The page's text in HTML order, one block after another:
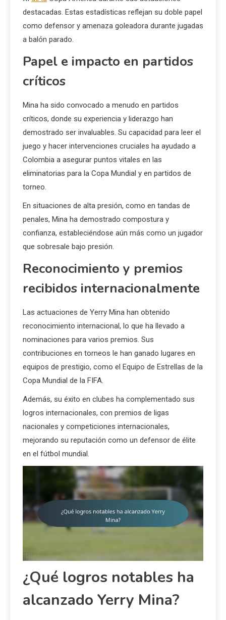
destacadas. Estas estadísticas reflejan su doble papel
como defensor y amenaza goleadora durante jugadas
a balón parado.
Papel e impacto en partidos
críticos
Mina ha sido convocado a menudo en partidos
críticos, donde su experiencia y liderazgo han
demostrado ser invaluables. Su capacidad para leer el
juego y hacer intervenciones cruciales ha ayudado a
Colombia a asegurar puntos vitales en las
eliminatorias para la Copa Mundial y en partidos de
torneo.
En situaciones de alta presión, como en tandas de
penales, Mina ha demostrado compostura y
confianza, estableciéndose aún más como un jugador
que sobresale bajo presión.
Reconocimiento y premios
recibidos internacionalmente
Las actuaciones de Yerry Mina han obtenido
reconocimiento internacional, lo que ha llevado a
nominaciones para varios premios. Sus
contribuciones en torneos le han ganado lugares en
equipos de prestigio, como el Equipo de Estrellas de la
Copa Mundial de la FIFA.
Además, su éxito en clubes ha complementado sus
logros internacionales, con premios de ligas
nacionales y competiciones internacionales,
mejorando su reputación como un defensor de élite
en el fútbol mundial.
¿Qué logros notables ha
alcanzado Yerry Mina?